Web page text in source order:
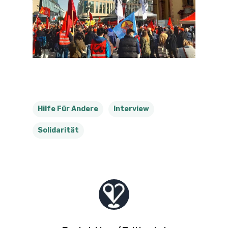
Hilfe Für Andere Interview
Solidarität